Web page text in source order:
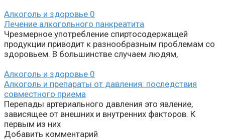
Алкоголь и здоровье 0
Лечение алкогольного панкреатита
Чрезмерное употребление спиртосодержащей
продукции приводит к разнообразным проблемам со
здоровьем. В большинстве случаем людям,
Алкоголь и здоровье 0
Алкоголь и препараты от давления: последствия
совместного приема
Перепады артериального давления это явление,
зависящее от внешних и внутренних факторов. К
первым из них
Добавить комментарий